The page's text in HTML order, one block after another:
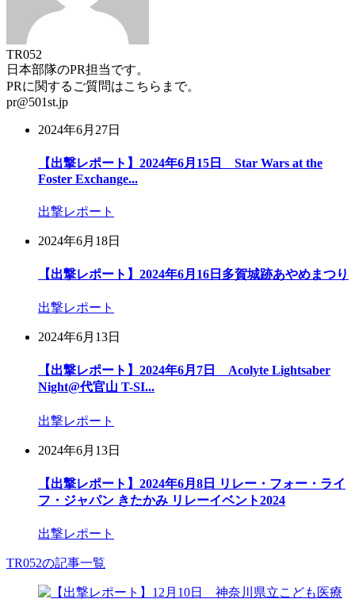
TR052
日本部隊のPR担当です。
PRに関するご質問はこちらまで。
pr@501st.jp
2024年6月27日
【出撃レポート】2024年6月15日 Star Wars at the
Foster Exchange...
出撃レポート
2024年6月18日
【出撃レポート】2024年6月16日多賀城跡あやめまつり
出撃レポート
2024年6月13日
【出撃レポート】2024年6月7日 Acolyte Lightsaber
Night@代官山 T-SI...
出撃レポート
2024年6月13日
【出撃レポート】2024年6月8日 リレー・フォー・ライ
フ・ジャパン きたかみ リレーイベント2024
出撃レポート
TR052の記事一覧